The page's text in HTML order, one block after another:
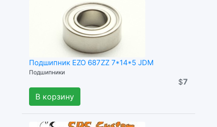
Подшипник EZO 687ZZ 7*14*5 JDM
Подшипники
$7
В корзину